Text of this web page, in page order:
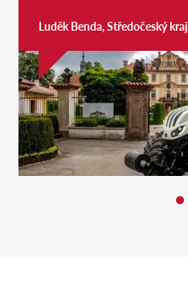
Luděk Benda, Středočeský kraj